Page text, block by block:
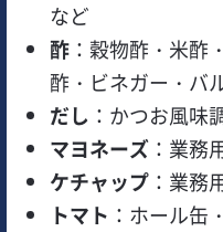
など
酢：穀物酢・米酢
酢・ビネガー・バ
だし ：かつお風味
マヨネーズ：業務
ケチャップ：業務
トマト ：ホール缶